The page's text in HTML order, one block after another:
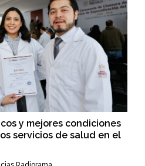
y mejores condiciones
servicios de salud en el